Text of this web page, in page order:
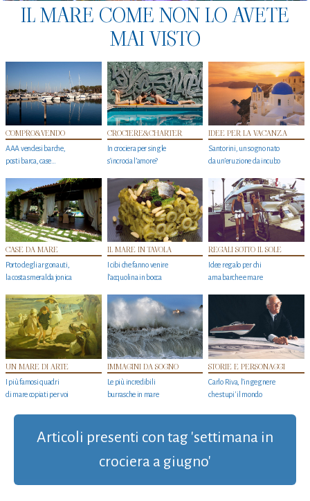
IL MARE COME NON LO AVETE
MAI VISTO
COMPRO&VENDO
AAA vendesi barche,
posti barca, case…
CROCIERE&CHARTER
In crociera per single
s'incrocia l’amore?
IDEE PER LA VACANZA
Santorini, un sogno nato
da un’eruzione da incubo
CASE DA MARE
Porto degli argonauti,
la costa smeralda jonica
IL MARE IN TAVOLA
I cibi che fanno venire
l’acquolina in bocca
REGALI SOTTO IL SOLE
Idee regalo per chi
ama barche e mare
UN MARE DI ARTE
I più famosi quadri
di mare copiati per voi
IMMAGINI DA SOGNO
Le più incredibili
burrasche in mare
STORIE E PERSONAGGI
Carlo Riva, l’ingegnere
che stupi' il mondo
Articoli presenti con tag 'settimana in
crociera a giugno'